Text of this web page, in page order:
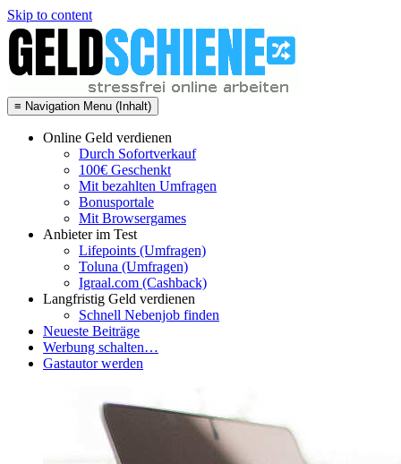
Skip to content
≡ Navigation Menu (Inhalt)
Online Geld verdienen
Durch Sofortverkauf
100€ Geschenkt
Mit bezahlten Umfragen
Bonusportale
Mit Browsergames
Anbieter im Test
Lifepoints (Umfragen)
Toluna (Umfragen)
Igraal.com (Cashback)
Langfristig Geld verdienen
Schnell Nebenjob finden
Neueste Beiträge
Werbung schalten…
Gastautor werden